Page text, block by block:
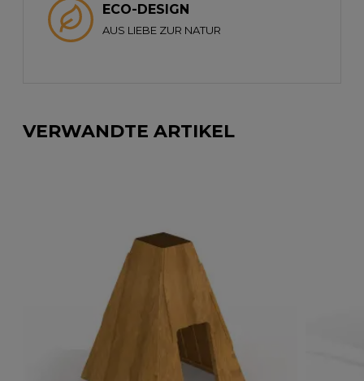
ECO-DESIGN
AUS LIEBE ZUR NATUR
VERWANDTE ARTIKEL